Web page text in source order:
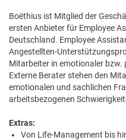
Boëthius ist Mitglied der
ersten Anbieter für Employee
Deutschland. Employee
Angestellten-
Mitarbeiter in emotionaler bzw.
Externe Berater stehen den
emotionalen und sachlichen
arbeitsbezogenen
Extras:
Von Life-Management bis